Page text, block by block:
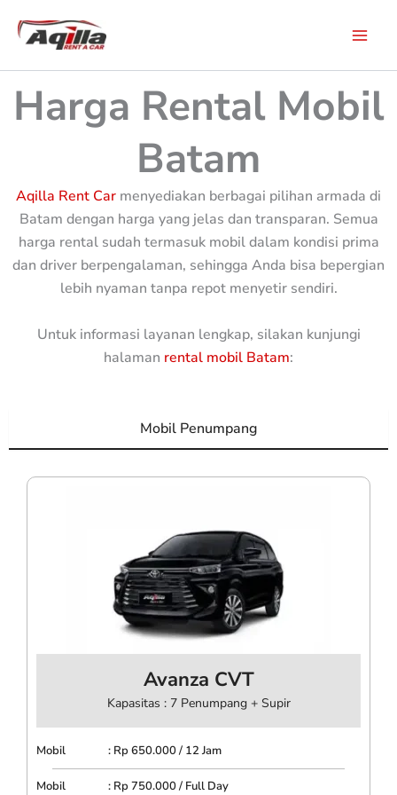
Harga Rental Mobil
Batam
Aqilla Rent Car menyediakan berbagai pilihan armada di
Batam dengan harga yang jelas dan transparan. Semua
harga rental sudah termasuk mobil dalam kondisi prima
dan driver berpengalaman, sehingga Anda bisa bepergian
lebih nyaman tanpa repot menyetir sendiri.
Untuk informasi layanan lengkap, silakan kunjungi
halaman rental mobil Batam:
Mobil Penumpang
Avanza CVT
Kapasitas : 7 Penumpang + Supir
Mobil : Rp 650.000 / 12 Jam
Mobil : Rp 750.000 / Full Day